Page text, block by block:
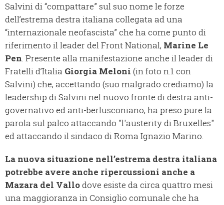
Salvini di “compattare” sul suo nome le forze
dell’estrema destra italiana collegata ad una
“internazionale neofascista” che ha come punto di
riferimento il leader del Front National, Marine Le
Pen. Presente alla manifestazione anche il leader di
Fratelli d’Italia Giorgia Meloni (in foto n.1 con
Salvini) che, accettando (suo malgrado crediamo) la
leadership di Salvini nel nuovo fronte di destra anti-
governativo ed anti-berlusconiano, ha preso pure la
parola sul palco attaccando "l'austerity di Bruxelles"
ed attaccando il sindaco di Roma Ignazio Marino.
La nuova situazione nell’estrema destra italiana
potrebbe avere anche ripercussioni anche a
Mazara del Vallodove esiste da circa quattro mesi
una maggioranza in Consiglio comunale che ha